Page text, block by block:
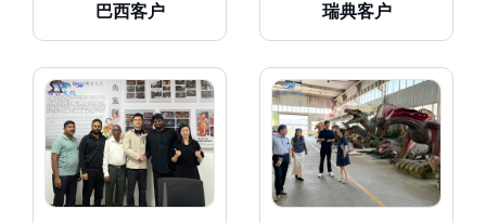
巴西客户 瑞典客户